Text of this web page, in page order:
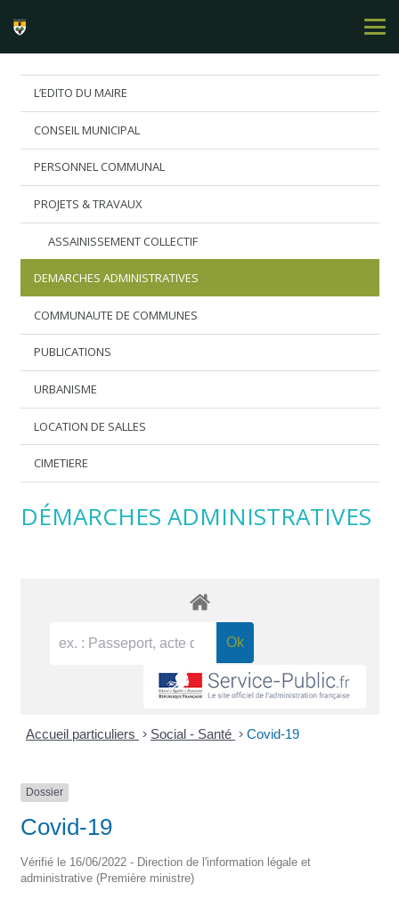
L’EDITO DU MAIRE
CONSEIL MUNICIPAL
PERSONNEL COMMUNAL
PROJETS & TRAVAUX
ASSAINISSEMENT COLLECTIF
DEMARCHES ADMINISTRATIVES
COMMUNAUTE DE COMMUNES
PUBLICATIONS
URBANISME
LOCATION DE SALLES
CIMETIERE
DÉMARCHES ADMINISTRATIVES
Accueil particuliers > Social - Santé > Covid-19
Dossier
Covid-19
Vérifié le 16/06/2022 - Direction de l'information légale et
administrative (Première ministre)